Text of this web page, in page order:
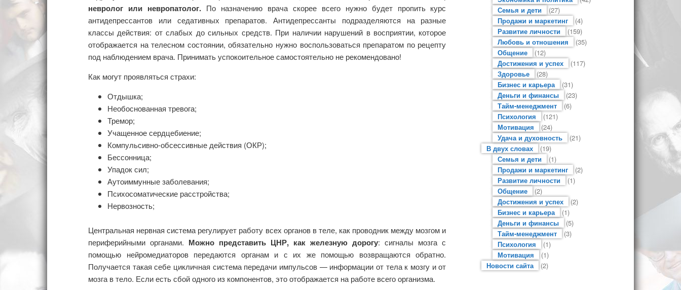
невролог или невропатолог.По назначению врача скорее всего нужно будет пропить курс
антидепрессантов или седативных препаратов. Антидепрессанты подразделяются на разные
классы действия: от слабых до сильных средств. При наличии нарушений в восприятии, которое
отображается на телесном состоянии, обязательно нужно воспользоваться препаратом по рецепту
под наблюдением врача. Принимать успокоительное самостоятельно не рекомендовано!
Как могут проявляться страхи:
Отдышка;
Необоснованная тревога;
Тремор;
Учащенное сердцебиение;
Компульсивно-обсессивные действия (ОКР);
Бессонница;
Упадок сил;
Аутоиммунные заболевания;
Психосоматические расстройства;
Нервозность;
Центральная нервная система регулирует работу всех органов в теле, как проводник между мозгом и
периферийными органами. Можно представить ЦНР, как железную дорогу: сигналы мозга с
помощью нейромедиаторов передаются органам и с их же помощью возвращаются обратно.
Получается такая себе цикличная система передачи импульсов — информации от тела к мозгу и от
мозга в тело. Если есть сбой одного из компонентов, это отображается на работе всего организма.
Семья и дети
(27)
Продажи и маркетинг
(4)
Развитие личности
(159)
Любовь и отношения
(35)
Общение
(12)
Достижения и успех
(117)
Здоровье
(28)
Бизнес и карьера
(31)
Деньги и финансы
(23)
Тайм-менеджмент
(6)
Психология
(121)
Мотивация
(24)
Удача и духовность
(21)
В двух словах
(19)
Семья и дети
(1)
Продажи и маркетинг
(2)
Развитие личности
(1)
Общение
(2)
Достижения и успех
(2)
Бизнес и карьера
(1)
Деньги и финансы
(5)
Тайм-менеджмент
(3)
Психология
(1)
Мотивация
(1)
Новости сайта
(2)